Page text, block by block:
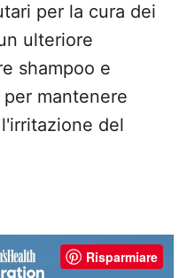
per la cura dei
ulteriore
shampoo e
mantenere
del
Risparmiare